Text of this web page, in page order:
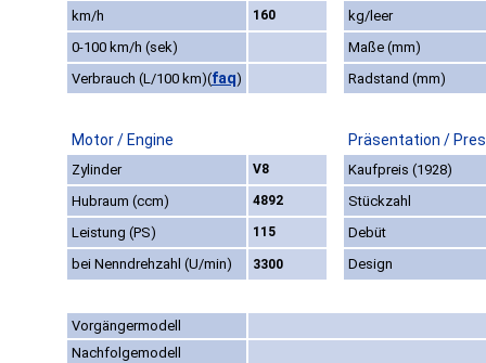
km/h 160
kg/leer
0-100 km/h (sek)
Maße (mm)
Verbrauch (L/100 km)(faq) Radstand (mm)
Motor / Engine Präsentation /
Zylinder V8
Kaufpreis (1928)
Hubraum (ccm)
4892
Stückzahl
Leistung (PS)
115
Debüt
bei Nenndrehzahl (U/min)
3300 Design
Vorgängermodell
Nachfolgemodell